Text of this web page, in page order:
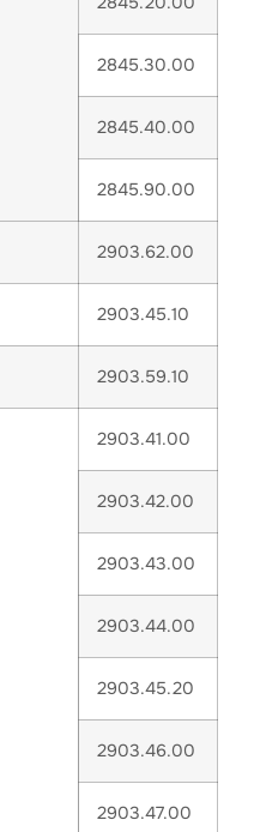
2845.30.00
2845.40.00
2845.90.00
2903.62.00
2903.45.10
2903.59.10
2903.41.00
2903.42.00
2903.43.00
2903.44.00
2903.45.20
2903.46.00
2903.47.00